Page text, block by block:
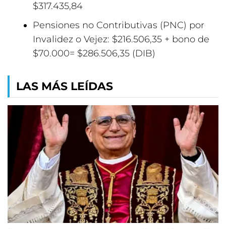
$317.435,84
Pensiones no Contributivas (PNC) por
Invalidez o Vejez: $216.506,35 + bono de
$70.000= $286.506,35 (DIB)
LAS MÁS LEÍDAS